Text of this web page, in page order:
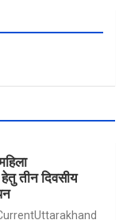
तीन दिवसीय